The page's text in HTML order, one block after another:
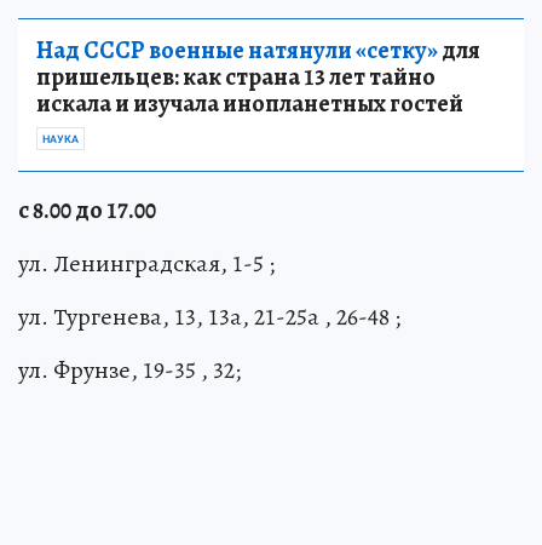
Над СССР военные натянули «сетку»для
пришельцев: как страна 13 лет тайно
искала и изучала инопланетных гостей
НАУКА
с 8.00 до 17.00
ул. Ленинградская, 1-5 ;
ул. Тургенева, 13, 13а, 21-25а , 26-48 ;
ул. Фрунзе, 19-35 , 32;